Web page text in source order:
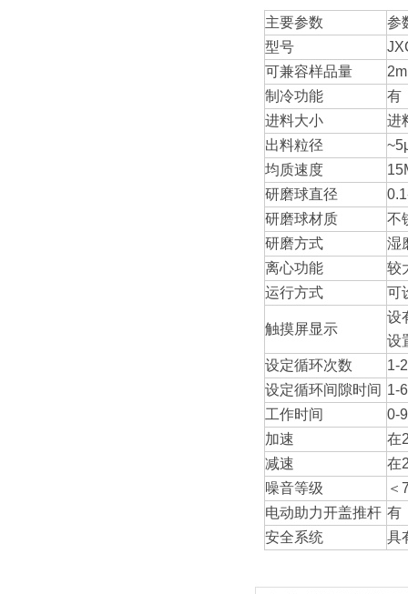
主要参数
参
型号
可兼容样品量
制冷功能
有
进料大小
进
出料粒径
均质速度
研磨球直径
研磨球材质
不
研磨方式
湿
离心功能
较
运行方式
可
触摸屏显示
设
设
设定循环次数
1-
设定循环间隙时间 1-
工作时间
0-
加速
在
减速
在
噪音等级
＜
电动助力开盖推杆 有
安全系统
具